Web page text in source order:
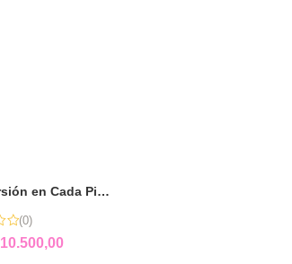
Mini Tangram | Diversión en Cada Pieza
(0)
10.500,00